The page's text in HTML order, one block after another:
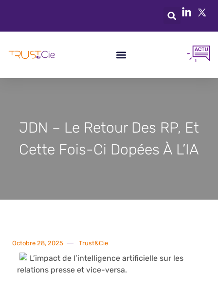
JDN – Le Retour Des RP, Et
Cette Fois-Ci Dopées À L’IA
Octobre 28, 2025 Trust&Cie
L’impact de l’intelligence artificielle sur les
relations presse et vice-versa.